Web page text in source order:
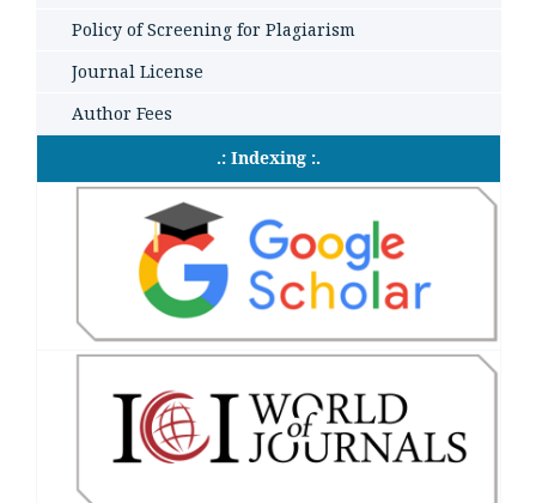
Policy of Screening for Plagiarism
Journal License
Author Fees
.: Indexing :.